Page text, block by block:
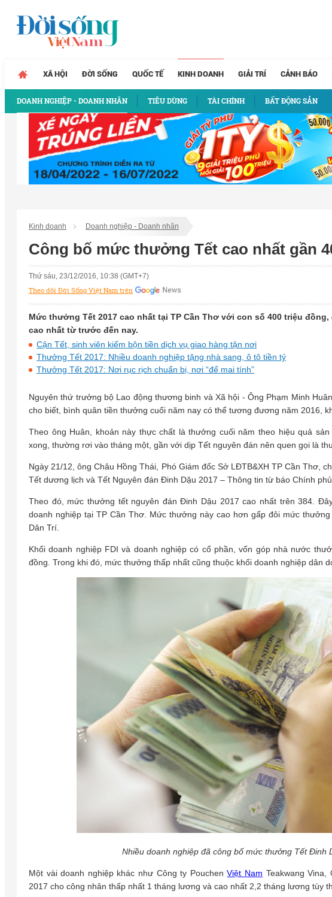
XÃ HỘI ĐỜI SỐNG QUỐC TẾ KINH DOANH
DOANH NGHIỆP - DOANH NHÂN TIÊU DÙNG TÀI CHÍNH BẤT ĐỘNG SẢN
GIẢI TRÍ CẢNH BÁO
Kinh doanh Doanh nghiệp - Doanh nhân
Công bố mức thưởng Tết cao nhất gần
Thứ sáu, 23/12/2016, 10:38 (GMT+7)
Theo dõi Đời Sống Việt Nam trên
Mức thưởng Tết 2017 cao nhất tại TP Cần Thơ với con số 400 triệu
cao nhất từ trước đến nay.
Cận Tết, sinh viên kiếm bộn tiền dịch vụ giao hàng tận nơi
Thưởng Tết 2017: Nhiều doanh nghiệp tặng nhà sang, ô tô tiền tỷ
Thưởng Tết 2017: Nơi rục rịch chuẩn bị, nơi “để mai tính”
Nguyên thứ trưởng bộ Lao động thương binh và Xã hội - Ông Phạm Minh
cho biết, bình quân tiền thưởng cuối năm nay có thể tương đương năm 2016,
Theo ông Huân, khoản này thực chất là thưởng cuối năm theo hiệu quả
xong, thường rơi vào tháng một, gần với dịp Tết nguyên đán nên quen gọi là
Ngày 21/12, ông Châu Hồng Thái, Phó Giám đốc Sở LĐTB&XH TP Cần Thơ,
Tết dương lịch và Tết Nguyên đán Đinh Dậu 2017 – Thông tin từ báo Chính
Theo đó, mức thưởng tết nguyên đán Đinh Dậu 2017 cao nhất trên 384.
doanh nghiệp tại TP Cần Thơ. Mức thưởng này cao hơn gấp đôi mức
Dân Trí.
Khối doanh nghiệp FDI và doanh nghiệp có cổ phần, vốn góp nhà nước
đồng. Trong khi đó, mức thưởng thấp nhất cũng thuộc khối doanh nghiệp dân
Nhiều doanh nghiệp đã công bố mức thưởng Tết Đinh
Một vài doanh nghiệp khác như Công ty PouchenViệt Nam Teakwang
2017 cho công nhân thấp nhất 1 tháng lương và cao nhất 2,2 tháng lương tùy